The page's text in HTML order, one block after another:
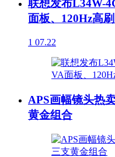
联想发布L34W-
面板、120Hz高
1 07.22
APS画幅镜头热
黄金组合